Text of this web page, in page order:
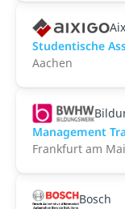
Studentische
Aachen
Management
Frankfurt am
Bosch